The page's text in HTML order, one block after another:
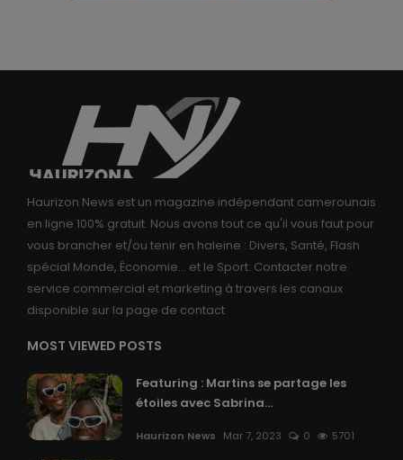
Haurizon News est un magazine indépendant camerounais
en ligne 100% gratuit. Nous avons tout ce qu'il vous faut pour
vous brancher et/ou tenir en haleine : Divers, Santé, Flash
spécial Monde, Économie... et le Sport. Contacter notre
service commercial et marketing à travers les canaux
disponible sur la page de contact
MOST VIEWED POSTS
Featuring : Martins se partage les
étoiles avec Sabrina...
Haurizon News Mar 7, 2023 0 5701